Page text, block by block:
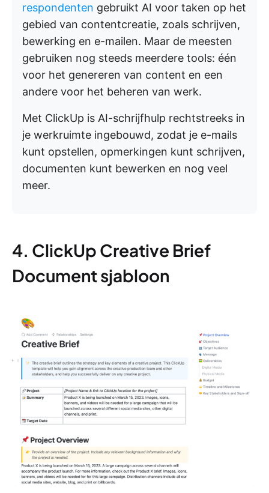
respondenten gebruikt AI voor taken op het
gebied van contentcreatie, zoals schrijven,
bewerking en e-mailen. Maar de meesten
gebruiken nog steeds meerdere tools: één
voor het genereren van content en een
andere voor het beheren van werk.
Met ClickUp is AI-schrijfhulp rechtstreeks in
je werkruimte ingebouwd, zodat je e-mails
kunt opstellen, opmerkingen kunt schrijven,
documenten kunt bewerken en nog veel
meer.
4. ClickUp Creative Brief
Document sjabloon